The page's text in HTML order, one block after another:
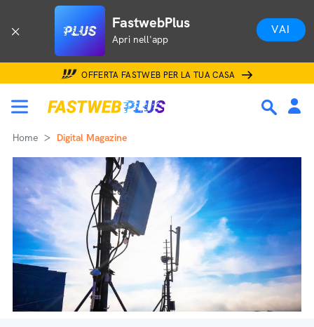
FastwebPlus
Apri nell'app
VAI
OFFERTA FASTWEB PER LA TUA CASA
Home Digital Magazine